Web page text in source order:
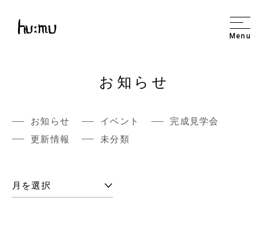
Menu
お知らせ
お知らせ イベント
完成見学会
更新情報
未分類